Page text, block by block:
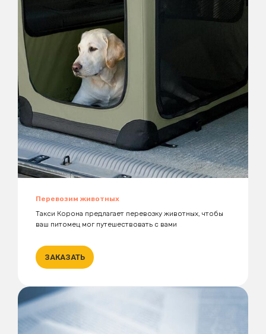
Перевозим животных
Такси Корона предлагает перевозку животных, чтобы
ваш питомец мог путешествовать с вами
ЗАКАЗАТЬ